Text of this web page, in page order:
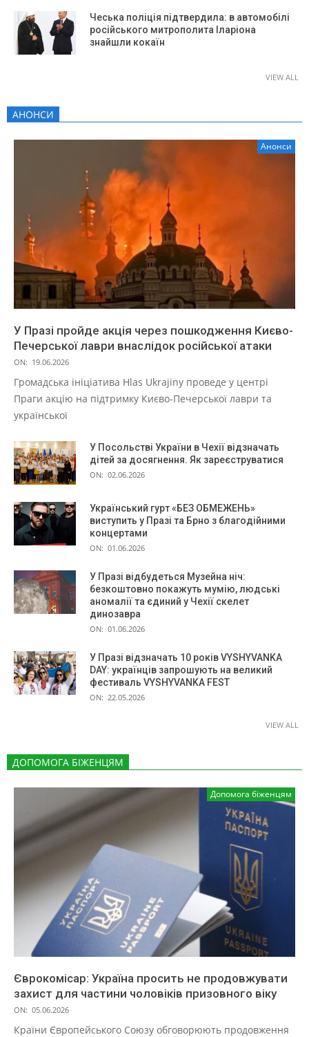
Чеська поліція підтвердила: в автомобілі
російського митрополита Іларіона
знайшли кокаїн
VIEW ALL
АНОНСИ
Анонси
У Празі пройде акція через пошкодження Києво-
Печерської лаври внаслідок російської атаки
ON: 19.06.2026
Громадська ініціатива Hlas Ukrajiny проведе у центрі
Праги акцію на підтримку Києво-Печерської лаври та
української
У Посольстві України в Чехії відзначать
дітей за досягнення. Як зареєструватися
ON: 02.06.2026
Український гурт «БЕЗ ОБМЕЖЕНЬ»
виступить у Празі та Брно з благодійними
концертами
ON: 01.06.2026
У Празі відбудеться Музейна ніч:
безкоштовно покажуть мумію, людські
аномалії та єдиний у Чехії скелет
динозавра
ON: 01.06.2026
У Празі відзначать 10 років VYSHYVANKA
DAY: українців запрошують на великий
фестиваль VYSHYVANKA FEST
ON: 22.05.2026
VIEW ALL
ДОПОМОГА БІЖЕНЦЯМ
Допомога біженцям
Єврокомісар: Україна просить не продовжувати
захист для частини чоловіків призовного віку
ON: 05.06.2026
Країни Європейського Союзу обговорюють продовження